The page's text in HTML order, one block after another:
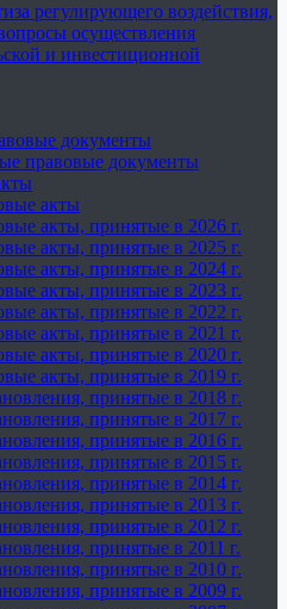
регулирующего воздействия,
осуществления
и инвестиционной
документы
правовые документы
акты
акты, принятые в 2026 г.
акты, принятые в 2025 г.
акты, принятые в 2024 г.
акты, принятые в 2023 г.
акты, принятые в 2022 г.
акты, принятые в 2021 г.
акты, принятые в 2020 г.
акты, принятые в 2019 г.
принятые в 2018 г.
принятые в 2017 г.
принятые в 2016 г.
принятые в 2015 г.
принятые в 2014 г.
принятые в 2013 г.
принятые в 2012 г.
принятые в 2011 г.
принятые в 2010 г.
принятые в 2009 г.